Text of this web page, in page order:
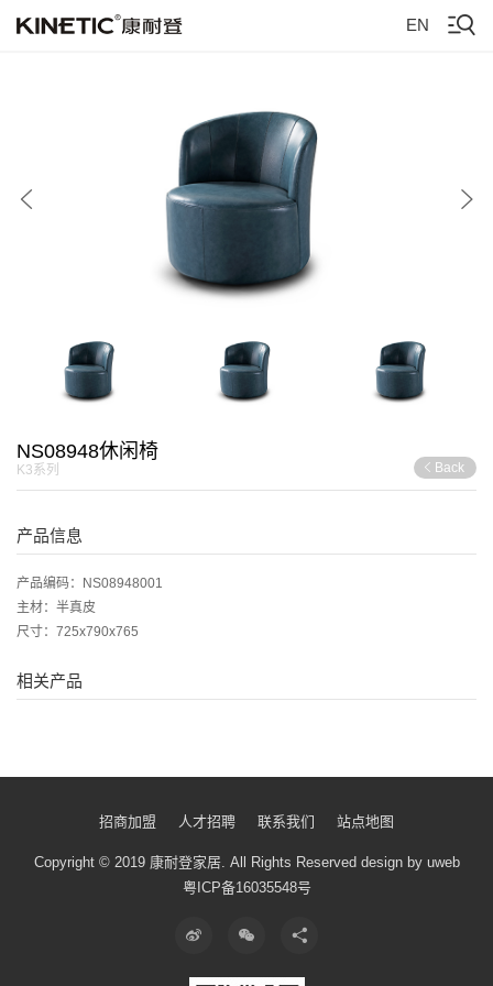
EN
NS08948休闲椅
K3系列 Back
产品信息
产品编码：NS08948001
主材：半真皮
尺寸：725x790x765
相关产品
招商加盟 人才招聘 联系我们 站点地图
Copyright © 2019 康耐登家居. All Rights Reserved design by uweb
粤ICP备16035548号